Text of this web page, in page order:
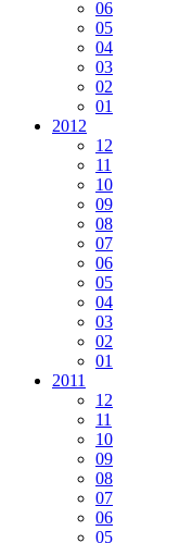
06
05
04
03
02
01
2012
12
11
10
09
08
07
06
05
04
03
02
01
2011
12
11
10
09
08
07
06
05